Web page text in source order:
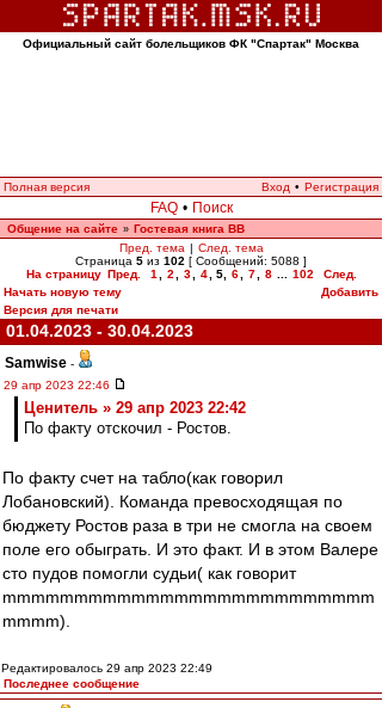
Официальный сайт болельщиков ФК "Спартак" Москва
Полная версия Вход • Регистрация
FAQ • Поиск
Общение на сайте » Гостевая книга ВВ
Пред. тема | След. тема
Страница 5 из 102 [ Сообщений: 5088 ]
На страницу Пред. 1 2 3 4 5, 6 7 8 102
След.
Начать новую тему
Добавить
Версия для печати
01.04.2023 - 30.04.2023
Samwise -
29 апр 2023 22:46
Ценитель » 29 апр 2023 22:42
По факту отскочил - Ростов.
По факту счет на табло(как говорил
Лобановский). Команда превосходящая по
бюджету Ростов раза в три не смогла на своем
поле его обыграть. И это факт. И в этом Валере
сто пудов помогли судьи( как говорит
mmmmmmmmmmmmmmmmmmmmmmmmmm
mmmm).
Редактировалось 29 апр 2023 22:49
Последнее сообщение